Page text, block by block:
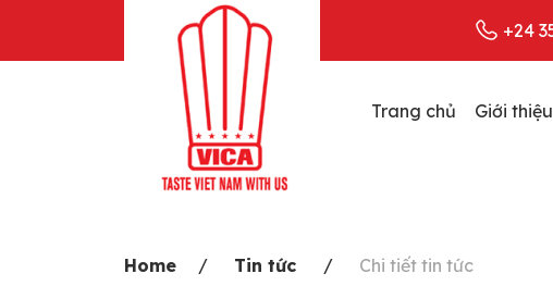
+24
Trang chủ Giới thiệu
Home Tin tức Chi tiết tin tức